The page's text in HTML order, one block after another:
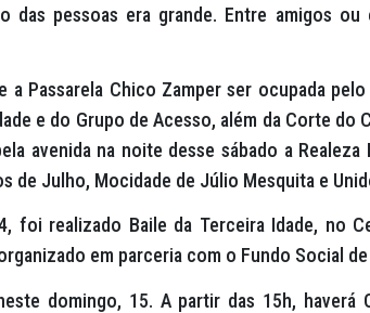
das pessoas era grande. Entre amigos
Passarela Chico Zamper ser ocupada
e do Grupo de Acesso, além da Corte do
avenida na noite desse sábado a
de Julho, Mocidade de Júlio Mesquita e
foi realizado Baile da Terceira Idade, no
em parceria com o Fundo Social
domingo, 15. A partir das 15h, haverá